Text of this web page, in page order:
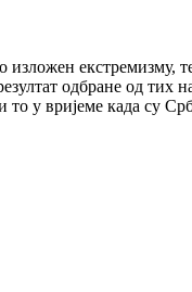
изложен екстремизму,
одбране од тих
то у вријеме када су